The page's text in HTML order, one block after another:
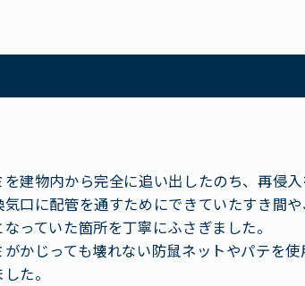
建物内から完全に追い出したのち、再侵
気口に配管を通すためにできていたすき間
っていた箇所を丁寧にふさぎました。
がかじっても壊れない防鼠ネットやパテを
た。